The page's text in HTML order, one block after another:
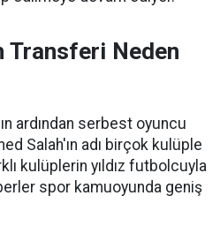
Transferi Neden
ardından serbest oyuncu
Salah'ın adı birçok kulüple
kulüplerin yıldız futbolcuyla
spor kamuoyunda geniş